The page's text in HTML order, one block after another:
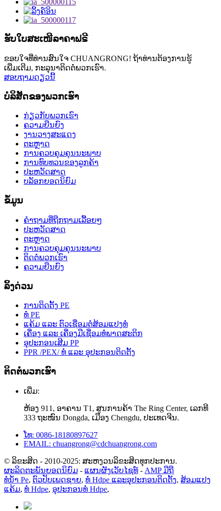
ຮັບໃບສະເໜີລາຄາຟຣີ
ຂອບໃຈທີ່ທ່ານສົນໃຈ CHUANGRONG! ຖ້າທ່ານຕ້ອງການຮູ້
ເພີ່ມເຕີມ, ກະລຸນາຕິດຕໍ່ພວກເຮົາ.
ສອບຖາມດຽວນີ້
ບໍລິສັດຂອງພວກເຮົາ
ກ່ຽວກັບພວກເຮົາ
ຄວາມຍືນຍົງ
ງານວາງສະແດງ
ຕະຫຼາດ
ການຄວບຄຸມຄຸນນະພາບ
ການທົບທວນຂອງລູກຄ້າ
ປະຫວັດສາດ
ບລັອກຍອດນິຍົມ
ຂໍ້ມູນ
ຄຳຖາມທີ່ຖືກຖາມເລື້ອຍໆ
ປະຫວັດສາດ
ຕະຫຼາດ
ການຄວບຄຸມຄຸນນະພາບ
ຕິດຕໍ່ພວກເຮົາ
ຄວາມຍືນຍົງ
ລິ້ງດ່ວນ
ການຕິດຕັ້ງ PE
ທໍ່ PE
ແຄ້ມ ແລະ ຕົວເຊື່ອມຕໍ່ສ້ອມແປງທໍ່
ເຄື່ອງ ແລະ ເຄື່ອງມືເຊື່ອມທໍ່ພາດສະຕິກ
ອຸປະກອນເສີມ PP
PPR /PEX/ ທໍ່ ແລະ ອຸປະກອນຕິດຕັ້ງ
ຕິດຕໍ່ພວກເຮົາ
ເພີ່ມ:
ຫ້ອງ 911, ອາຄານ T1, ສູນການຄ້າ The Ring Center, ເລກທີ
333 ຖະໜົນ Dongda, ເມືອງ Chengdu, ປະເທດຈີນ.
ໂທ: 0086-18180897627
EMAIL: chuangrong@cdchuangrong.com
© ລິຂະສິດ - 2010-2025: ສະຫງວນລິຂະສິດທຸກປະການ.
ຜະລິດຕະພັນຍອດນິຍົມ - ແຜນຜັງເວັບໄຊທ໌ - AMP ມືຖື
ທໍ່ນໍ້າ Pe, ຕົວປັບເພດຊາຍ, ທໍ່ Hdpe ແລະອຸປະກອນຕິດຕັ້ງ, ສ້ອມແປງ
ແຄ້ມ, ທໍ່ Hdpe, ອຸປະກອນທໍ່ Hdpe,